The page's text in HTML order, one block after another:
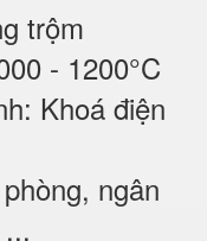
trộm
- 1200°C
Khoá điện
ngân